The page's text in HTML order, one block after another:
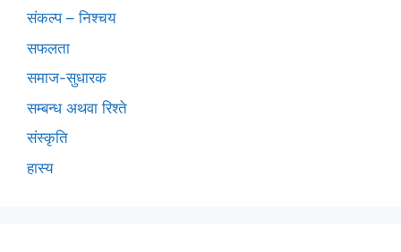
संकल्प – निश्चय
सफलता
समाज-सुधारक
सम्बन्ध अथवा रिश्ते
संस्कृति
हास्य